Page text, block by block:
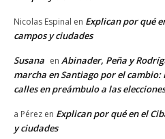
Nicolas Espinal en Explican por qué
campos y ciudades
Susana en Abinader, Peña y
marcha en Santiago por el cambio:
calles en preámbulo a las elecciones
a Pérez en Explican por qué en el
y ciudades